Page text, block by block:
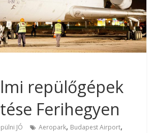
repülőgépek
Ferihegyen
JÓ Aeropark, Budapest Airport,